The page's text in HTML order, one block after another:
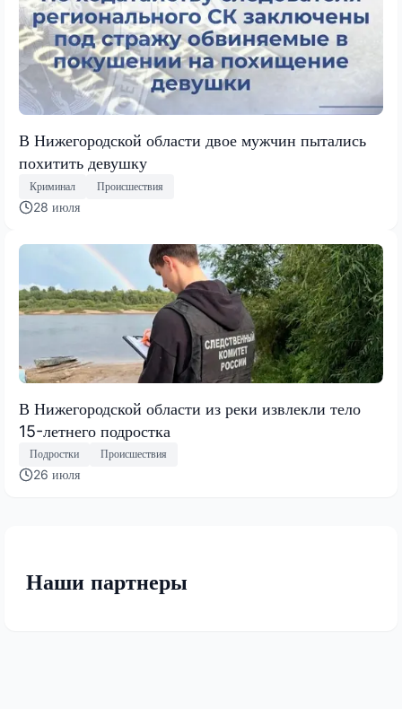
В Нижегородской области двое мужчин пытались
похитить девушку
Криминал Происшествия
28 июля
В Нижегородской области из реки извлекли тело
15-летнего подростка
Подростки Происшествия
26 июля
Наши партнеры